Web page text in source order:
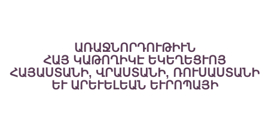
ԱՌԱՋՆՈՐԴՈՒԹԻՒՆ
ՀԱՅ ԿԱԹՈՂԻԿԷ ԵԿԵՂԵՑՒՈՅ
ՀԱՅԱՍՏԱՆԻ, ՎՐԱՍՏԱՆԻ, ՌՈՒՍԱՍՏԱՆԻ
ԵՒ ԱՐԵՒԵԼԵԱՆ ԵՒՐՈՊԱՅԻ